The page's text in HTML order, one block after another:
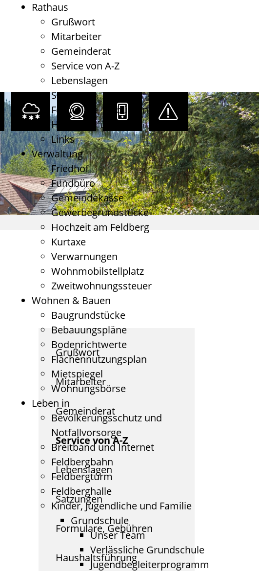
Rathaus
Grußwort
Mitarbeiter
Gemeinderat
Service von A-Z
Lebenslagen
Satzungen
Formulare, Gebühren
Haushaltsführung
Links
Verwaltung
Friedhof
Fundbüro
Gemeindekasse
Gewerbegrundstücke
Hochzeit am Feldberg
Kurtaxe
Verwarnungen
Wohnmobilstellplatz
Zweitwohnungssteuer
Wohnen & Bauen
Baugrundstücke
Bebauungspläne
Bodenrichtwerte
Flächennutzungsplan
Mietspiegel
Wohnungsbörse
Leben in
Bevölkerungsschutz und
Notfallvorsorge
Breitband und Internet
Feldbergbahn
Feldbergturm
Feldberghalle
Kinder, Jugendliche und Familie
Grundschule
Unser Team
Verlässliche Grundschule
Jugendbegleiterprogramm
Grußwort
Mitarbeiter
Gemeinderat
Service von A-Z
Lebenslagen
Satzungen
Formulare, Gebühren
Haushaltsführung